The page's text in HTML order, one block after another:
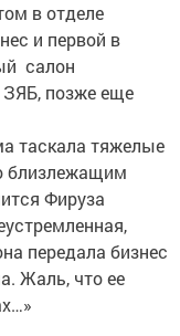
в отделе
и первой в
салон
ЗЯБ, позже еще
таскала тяжелые
близлежащим
Фируза
передала бизнес
Жаль, что ее